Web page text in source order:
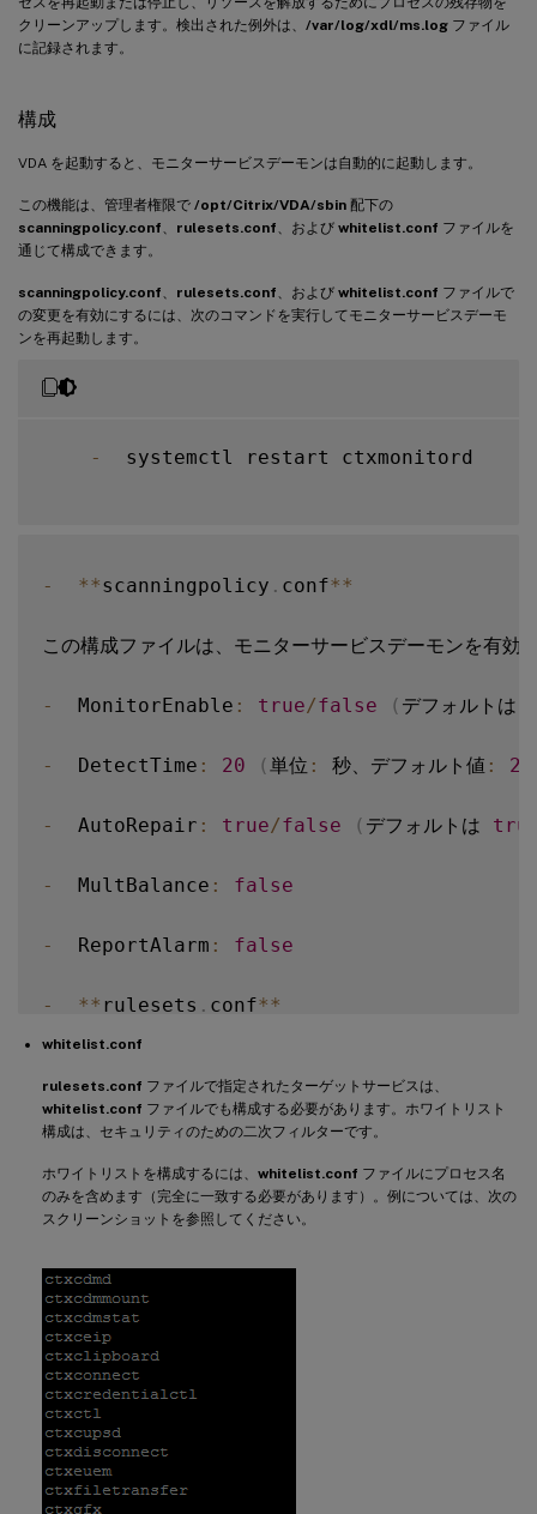
クリーンアップします。検出された例外は、 /var/log/xdl/ms.log ファイル
に記録されます。
構成
VDA を起動すると、モニターサービスデーモンは自動的に起動します。
この機能は、管理者権限で /opt/Citrix/VDA/sbin 配下の
scanningpolicy.conf
rulesets.conf 、および whitelist.conf ファイルを
通じて構成できます。
scanningpolicy.conf rulesets.conf 、および whitelist.conf ファイルで
の変更を有効にするには、次のコマンドを実行してモニターサービスデーモ
ンを再起動します。
-
  systemctl restart ctxmonitord
- **scanningpolicy . conf**
この構成ファイルは、モニターサービスデーモンを有
-
  MonitorEnable
: true/false ( デフォルトは
-
  DetectTime
: 20 (単位 : 秒、デフォルト値 : 20
-
  AutoRepair
: true/false ( デフォルトは
-
  MultBalance
: false
-
  ReportAlarm
: false
- ** rulesets . conf**
![デフォルトで監視される4 つのサービス
監視する各サービスを構成するには、次のフィールドを
- **MonitorType
- **ProcessName
- ** Operation
- ** DBRecord
whitelist.conf
rulesets.conf ファイルで指定されたターゲットサービスは、
whitelist.conf ファイルでも構成する必要があります。ホワイトリスト
構成は、セキュリティのための二次フィルターです。
ホワイトリストを構成するには、 whitelist.conf ファイルにプロセス名
のみを含めます（完全に一致する必要があります）。例については、次の
スクリーンショットを参照してください。